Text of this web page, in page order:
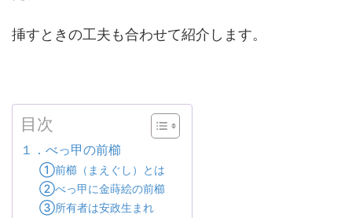
挿すときの工夫も合わせて紹介します。
目次
１．べっ甲の前櫛
①前櫛（まえぐし）とは
②べっ甲に金蒔絵の前櫛
③所有者は安政生まれ